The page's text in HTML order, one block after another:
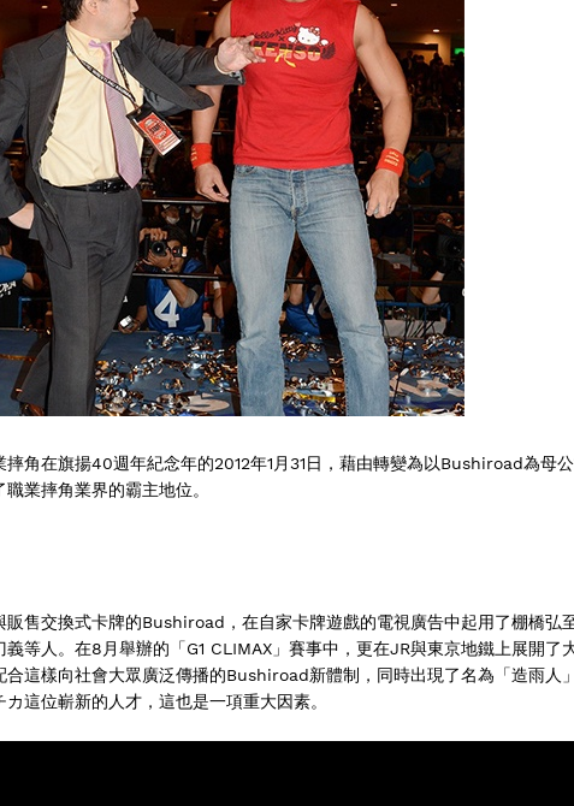
摔角在旗揚40週年紀念年的2012年1月31日，藉由轉變為以Bushiroad為母
業摔角業界的霸主地位。
販售交換式卡牌的Bushiroad，在自家卡牌遊戲的電視廣告中起用了棚橋弘
義等人。在8月舉辦的「G1 CLIMAX」賽事中，更在JR與東京地鐵上展開了
合這樣向社會大眾廣泛傳播的Bushiroad新體制，同時出現了名為「造雨人
カ這位嶄新的人才，這也是一項重大因素。